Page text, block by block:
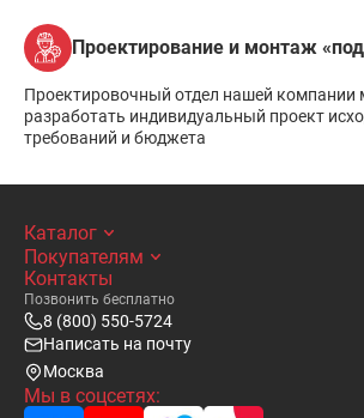
Проектирование и монтаж
Проектировочный отдел нашей компании
разработать индивидуальный проект
требований и бюджета
Каталог
Покупателям
Контакты
Позвонить бесплатно
8 (800) 550-5724
Написать на почту
Москва
Мы в соцсетях: